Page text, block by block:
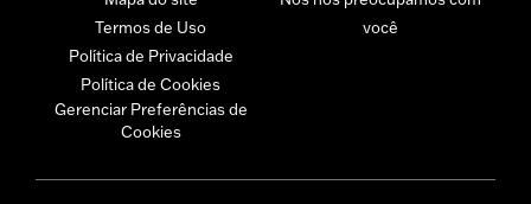
Termos de Uso
Política de Privacidade
Política de Cookies
Gerenciar Preferências de
Cookies
você